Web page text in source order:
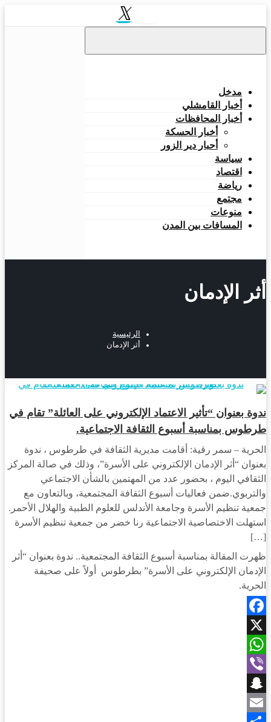
إلى
مدخل
أخبار القامشلي
أخبار المحافظات
أخبار الحسكة
أحبار دير الزور
سياسة
اقتصاد
رياضة
مجتمع
منوعات
المسافات بين المدن
أثر الإدمان
الرئيسية
أثر الإدمان
مجتمع
ندوة بعنوان “تأثير الاعتماد الإلكتروني على العائلة” تقام في
طرطوس بمناسبة أسبوع الثقافة الاجتماعية.
الحرية – سمر رقية: أقامت مديرية الثقافة في طرطوس ، ندوة
بعنوان “أثر الإدمان الإلكتروني على الأسرة”، وذلك في صالة المركز
الثقافي اليوم ، بحضور عدد من المهتمين بالشأن الاجتماعي
والتربوي.ضمن فعاليات أسبوع الثقافة المجتمعية، وبالتعاون مع
جمعية تنظيم الأسرة وجامعة الأندلس للعلوم الطبية والهلال الأحمر.
استهلت الاختصاصية الاجتماعية رنا خضر من جمعية تنظيم الأسرة
[…]
ظهرت المقالة بمناسبة أسبوع الثقافة المجتمعية.. ندوة بعنوان “أثر
الإدمان الإلكتروني على الأسرة” بطرطوس أولاً على صحيفة
الحرية.
Facebook
X
WhatsApp
Viber
Snapchat